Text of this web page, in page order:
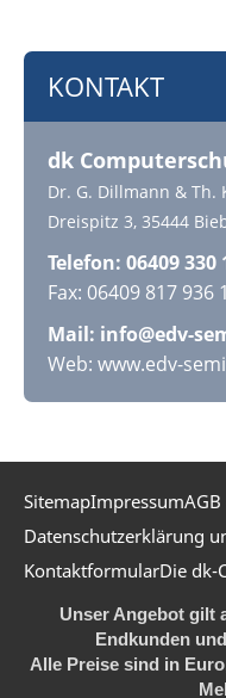
KONTAKT
dk
Dr. G. Dillmann & Th.
Dreispitz 3, 35444
Telefon: 06409 330
Fax: 06409 817 936 1
Mail: info@edv-
Web: www.edv-
SitemapImpressum
Datenschutzerklärung
KontaktformularDie dk-
Unser Angebot gilt
Endkunden
Alle Preise sind in